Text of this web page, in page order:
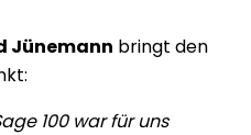
Jünemann bringt den
100 war für uns